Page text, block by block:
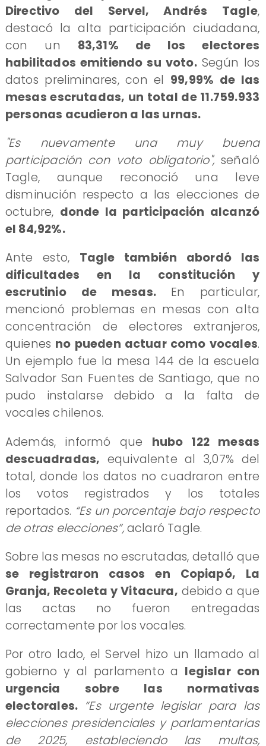
Directivo del Servel, Andrés Tagle,
destacó la alta participación ciudadana,
con un 83,31% de los electores
habilitados emitiendo su voto.Según los
datos preliminares, con el 99,99% de las
mesas escrutadas, un total de 11.759.933
personas acudieron a las urnas.
"Es nuevamente una muy buena
participación con voto obligatorio",señaló
Tagle, aunque reconoció una leve
disminución respecto a las elecciones de
octubre, donde la participación alcanzó
el 84,92%.
Ante esto, Tagle también abordó las
dificultades en la constitución y
escrutinio de mesas. En particular,
mencionó problemas en mesas con alta
concentración de electores extranjeros,
quienes no pueden actuar como vocales.
Un ejemplo fue la mesa 144 de la escuela
Salvador San Fuentes de Santiago, que no
pudo instalarse debido a la falta de
vocales chilenos.
Además, informó que hubo 122 mesas
descuadradas, equivalente al 3,07% del
total, donde los datos no cuadraron entre
los votos registrados y los totales
reportados. “Es un porcentaje bajo respecto
de otras elecciones”,aclaró Tagle.
Sobre las mesas no escrutadas, detalló que
se registraron casos en Copiapó, La
Granja, Recoleta y Vitacura, debido a que
las actas no fueron entregadas
correctamente por los vocales.
Por otro lado, el Servel hizo un llamado al
gobierno y al parlamento a legislar con
urgencia sobre las normativas
electorales. “Es urgente legislar para las
elecciones presidenciales y parlamentarias
de 2025, estableciendo las multas,